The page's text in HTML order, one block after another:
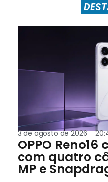
3 de agosto de 2026
OPPO
com quatro
MP e